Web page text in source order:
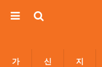
가
신
지